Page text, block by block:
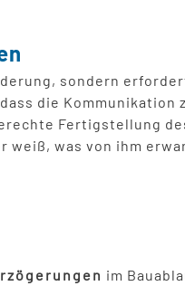
sondern
die
Fertigstellung
was von ihm
im